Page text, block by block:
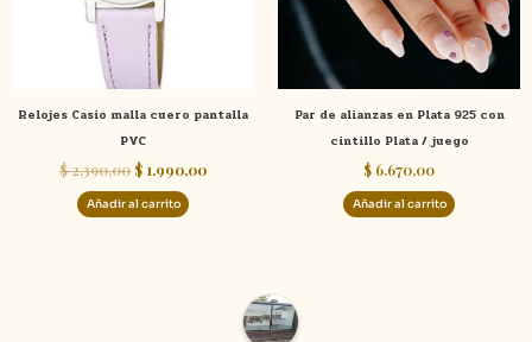
Relojes Casio malla cuero pantalla
PVC
$2.390,00 $ 1.990,00
Añadir al carrito
Par de alianzas en Plata 925 con
cintillo Plata / juego
$ 6.670,00
Añadir al carrito